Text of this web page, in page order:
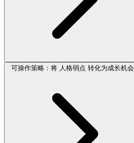
可操作策略：将 人格弱点 转化为成长机会